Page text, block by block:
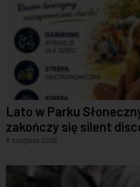
Lato w Parku
zakończy się silent
8 sierpnia 2026